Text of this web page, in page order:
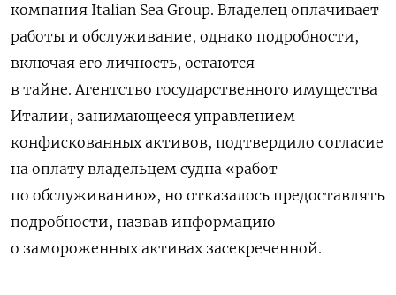
компания Italian Sea Group. Владелец оплачивает
работы и обслуживание, однако подробности,
включая его личность, остаются
в тайне. Агентство государственного имущества
Италии, занимающееся управлением
конфискованных активов, подтвердило согласие
на оплату владельцем судна «работ
по обслуживанию», но отказалось предоставлять
подробности, назвав информацию
о замороженных активах засекреченной.